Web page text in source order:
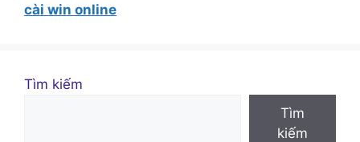
cài win online
Tìm kiếm
Tìm
kiếm